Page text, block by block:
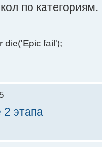
по
die('Epic fail');
этапа